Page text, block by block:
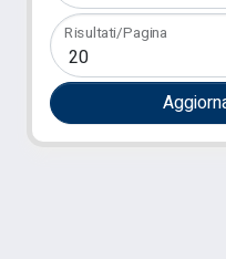
Risultati/Pagina